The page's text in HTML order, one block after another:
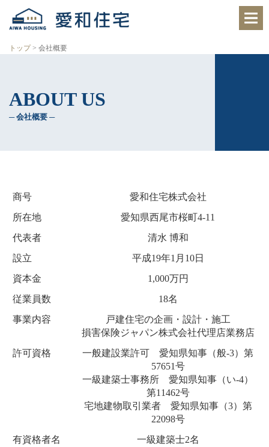
知
県
尾
市
の
リ
ー
ホ
ー
ム
西
店・
崎
を
し
トップ> 会社概要
社
要
ABOUT US
─ 会社概要 ─
商号
愛和住宅株式会社
所在地
愛知県西尾市桜町4-11
代表者
清水 博和
設立
平成19年1月10日
資本金
1,000万円
従業員数
18名
事業内容
戸建住宅の企画・設計・施工
損害保険ジャパン株式会社代理店業務店
許可資格
一般建設業許可 愛知県知事（般-3）第
57651号
一級建築士事務所 愛知県知事（い-4）
第11462号
宅地建物取引業者 愛知県知事（3）第
22098号
有資格者名
一級建築士2名